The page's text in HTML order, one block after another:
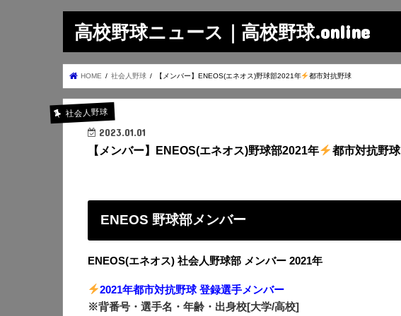
高校野球ニュース｜高校野球.online
HOME 社会人野球 【メンバー】ENEOS(エネオス)野球部2021年 都市対抗野球
社会人野球
2023.01.01
【メンバー】ENEOS(エネオス)野球部2021年 都市対抗野球
ENEOS 野球部メンバー
ENEOS(エネオス) 社会人野球部 メンバー 2021年
2021年都市対抗野球 登録選手メンバー
※背番号・選手名・年齢・出身校[大学/高校]